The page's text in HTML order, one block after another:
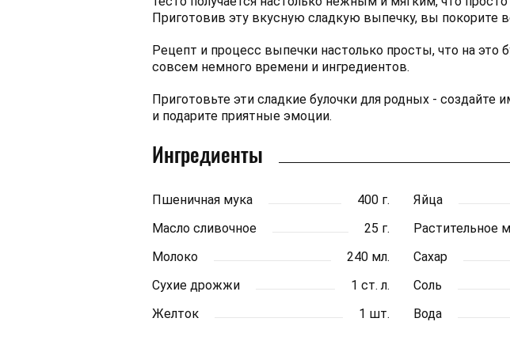
Приготовив эту вкусную сладкую выпечку, вы покорите
Рецепт и процесс выпечки настолько просты, что на это
совсем немного времени и ингредиентов.
Приготовьте эти сладкие булочки для родных - создайте
и подарите приятные эмоции.
Ингредиенты
Пшеничная мука 400 г. Яйца
Масло сливочное
25 г. Растительное
Молоко
240 мл. Сахар
Сухие дрожжи
1 ст. л. Соль
Желток
1 шт. Вода